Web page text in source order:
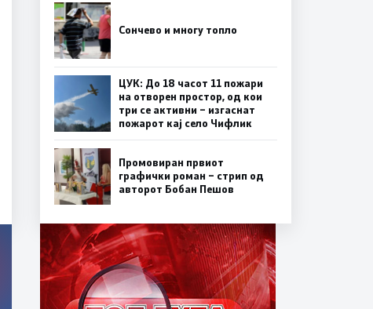
Сончево и многу топло
ЦУК: До 18 часот 11 пожари
на отворен простор, од кои
три се активни – изгаснат
пожарот кај село Чифлик
Промовиран првиот
графички роман – стрип од
авторот Бобан Пешов